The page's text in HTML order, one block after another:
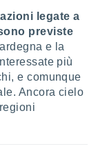
legate a
previste
e la
più
e comunque
Ancora cielo